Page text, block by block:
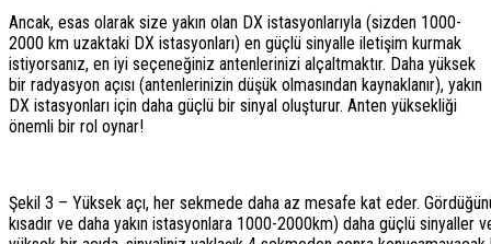
Ancak, esas olarak size yakın olan DX istasyonlarıyla (sizden 1000-
2000 km uzaktaki DX istasyonları) en güçlü sinyalle iletişim kurmak
istiyorsanız, en iyi seçeneğiniz antenlerinizi alçaltmaktır. Daha yüksek
bir radyasyon açısı (antenlerinizin düşük olmasından kaynaklanır), yakın
DX istasyonları için daha güçlü bir sinyal oluşturur. Anten yüksekliği
önemli bir rol oynar!
Şekil 3 – Yüksek açı, her sekmede daha az mesafe kat eder.
kısadır ve daha yakın istasyonlara 1000-2000km) daha güçlü sinyaller